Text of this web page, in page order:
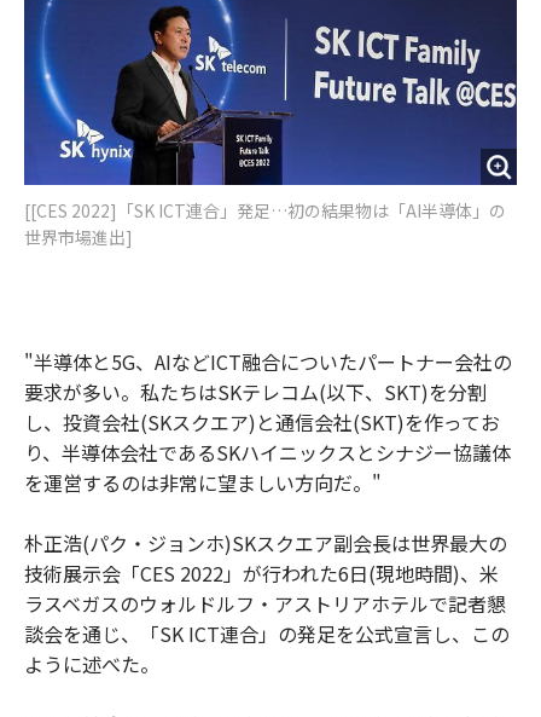
[[CES 2022]「SK ICT連合」発足…初の結果物は「AI半導体」の
世界市場進出]
"半導体と5G、AIなどICT融合についたパートナー会社の
要求が多い。私たちはSKテレコム(以下、SKT)を分割
し、投資会社(SKスクエア)と通信会社(SKT)を作ってお
り、半導体会社であるSKハイニックスとシナジー協議体
を運営するのは非常に望ましい方向だ。"
朴正浩(パク・ジョンホ)SKスクエア副会長は世界最大の
技術展示会「CES 2022」が行われた6日(現地時間)、米
ラスベガスのウォルドルフ・アストリアホテルで記者懇
談会を通じ、「SK ICT連合」の発足を公式宣言し、この
ように述べた。